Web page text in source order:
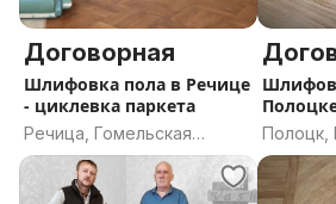
Договорная
Шлифовка пола в Речице
- циклевка паркета
Речица, Гомельская
область
паркета
Полоцк,
область